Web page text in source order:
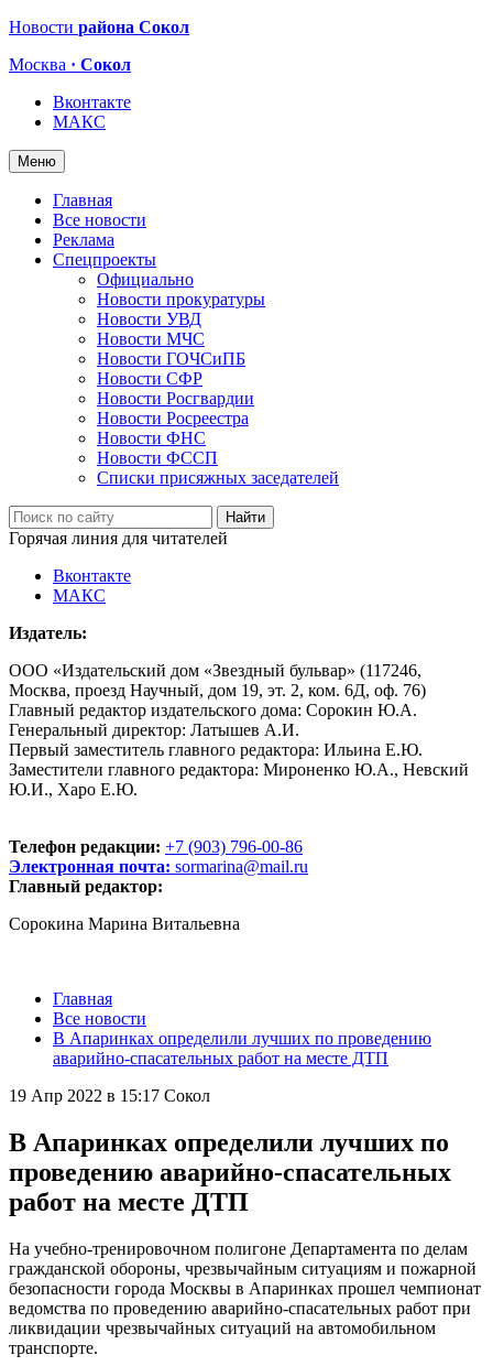
Новости района Сокол
Москва · Сокол
Вконтакте
МАКС
Меню
Главная
Все новости
Реклама
Спецпроекты
Официально
Новости прокуратуры
Новости УВД
Новости МЧС
Новости ГОЧСиПБ
Новости СФР
Новости Росгвардии
Новости Росреестра
Новости ФНС
Новости ФССП
Списки присяжных заседателей
Горячая линия для читателей
Вконтакте
МАКС
Издатель:
ООО «Издательский дом «Звездный бульвар» (117246,
Москва, проезд Научный, дом 19, эт. 2, ком. 6Д, оф. 76)
Главный редактор издательского дома: Сорокин Ю.А.
Генеральный директор: Латышев А.И.
Первый заместитель главного редактора: Ильина Е.Ю.
Заместители главного редактора: Мироненко Ю.А., Невский
Ю.И., Харо Е.Ю.
Телефон редакции: +7 (903) 796-00-86
Электронная почта: sormarina@mail.ru
Главный редактор:
Сорокина Марина Витальевна
Главная
Все новости
В Апаринках определили лучших по проведению
аварийно-спасательных работ на месте ДТП
19 Апр 2022 в 15:17 Сокол
В Апаринках определили лучших по
проведению аварийно-спасательных
работ на месте ДТП
На учебно-тренировочном полигоне Департамента по делам
гражданской обороны, чрезвычайным ситуациям и пожарной
безопасности города Москвы в Апаринках прошел чемпионат
ведомства по проведению аварийно-спасательных работ при
ликвидации чрезвычайных ситуаций на автомобильном
транспорте.